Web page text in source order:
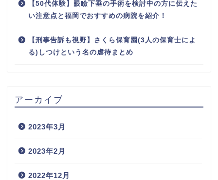
【50代体験】眼瞼下垂の手術を検討中の方に伝えた
い注意点と福岡でおすすめの病院を紹介！
【刑事告訴も視野】さくら保育園(3人の保育士によ
る)しつけという名の虐待まとめ
アーカイブ
2023年3月
2023年2月
2022年12月